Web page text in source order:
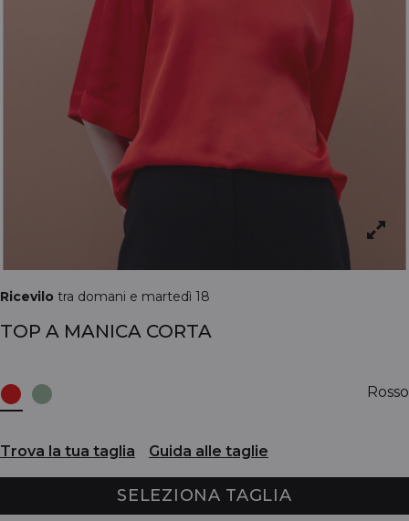
Ricevilo tra domani e martedì 18
TOP A MANICA CORTA
Rosso
Trova la tua taglia Guida alle taglie
SELEZIONA TAGLIA